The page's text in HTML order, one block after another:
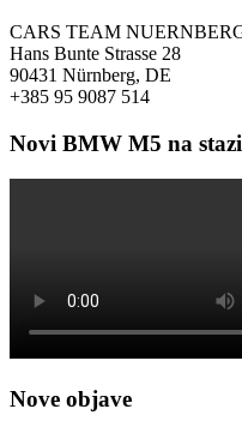
CARS TEAM
Hans Bunte Strasse 28
90431 Nürnberg, DE
+385 95 9087 514
Novi BMW M5 na
Nove objave